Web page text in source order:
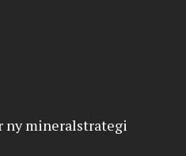
ny mineralstrategi